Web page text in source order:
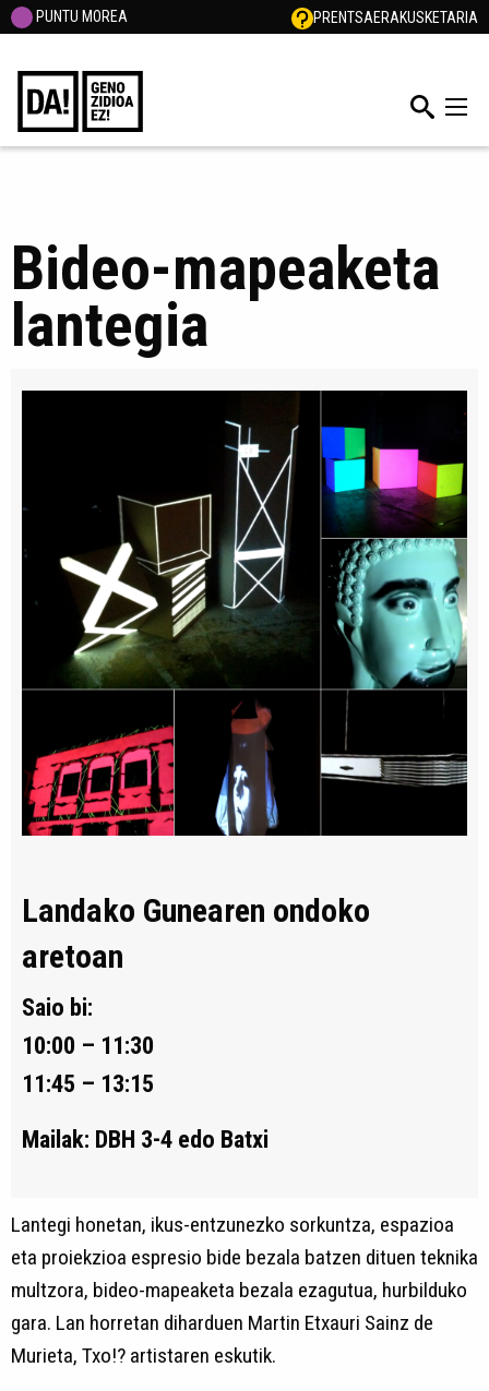
PUNTU MOREA PRENTSAERAKUSKETARIA
Bideo-mapeaketa
lantegia
Landako Gunearen ondoko
aretoan
Saio bi:
10:00 – 11:30
11:45 – 13:15
Mailak: DBH 3-4 edo Batxi
Lantegi honetan, ikus-entzunezko sorkuntza, espazioa
eta proiekzioa espresio bide bezala batzen dituen teknika
multzora, bideo-mapeaketa bezala ezagutua, hurbilduko
gara. Lan horretan diharduen Martin Etxauri Sainz de
Murieta, Txo!? artistaren eskutik.